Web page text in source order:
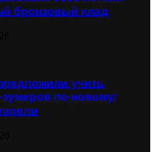
бронзовый клад
учить
зумеров по-новому: